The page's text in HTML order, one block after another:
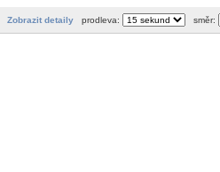
Zobrazit detaily prodleva: směr: